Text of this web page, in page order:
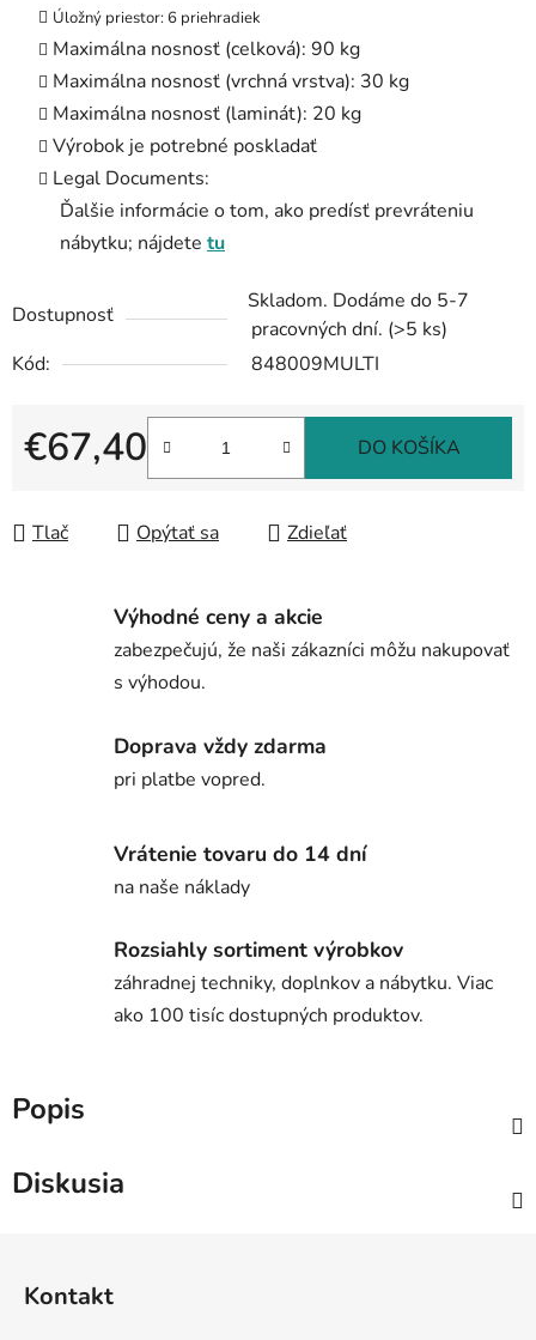
Úložný priestor: 6 priehradiek
Maximálna nosnosť (celková): 90 kg
Maximálna nosnosť (vrchná vrstva): 30 kg
Maximálna nosnosť (laminát): 20 kg
Výrobok je potrebné poskladať
Legal Documents:
Ďalšie informácie o tom, ako predísť prevráteniu
nábytku; nájdete tu
Dostupnosť
Skladom. Dodáme do 5-7
pracovných dní. (>5 ks)
Kód:
848009MULTI
€67,40
Jednotková cena:
DO KOŠÍKA
Tlač Opýtať sa Zdieľať
Výhodné ceny a akcie
zabezpečujú, že naši zákazníci môžu nakupovať
s výhodou.
Doprava vždy zdarma
pri platbe vopred.
Vrátenie tovaru do 14 dní
na naše náklady
Rozsiahly sortiment výrobkov
záhradnej techniky, doplnkov a nábytku. Viac
ako 100 tisíc dostupných produktov.
Popis
Diskusia
Kontakt